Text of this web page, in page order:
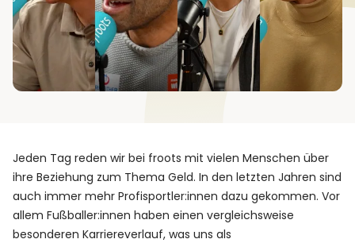
Jeden Tag reden wir bei froots mit vielen Menschen über
ihre Beziehung zum Thema Geld. In den letzten Jahren sind
auch immer mehr Profisportler:innen dazu gekommen. Vor
allem Fußballer:innen haben einen vergleichsweise
besonderen Karriereverlauf, was uns als